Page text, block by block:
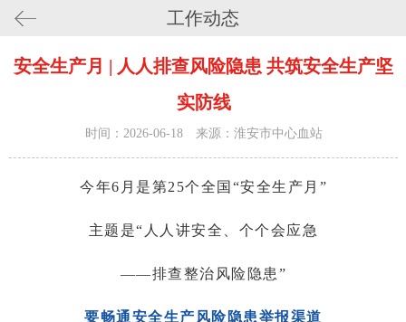
工作动态
安全生产月 | 人人排查风险隐患 共筑安全生产坚
实防线
时间：2026-06-18 来源：淮安市中心血站
今年6月是第25个全国“安全生产月”
主题是“人人讲安全、个个会应急
——排查整治风险隐患”
要畅通安全生产风险隐患举报渠道